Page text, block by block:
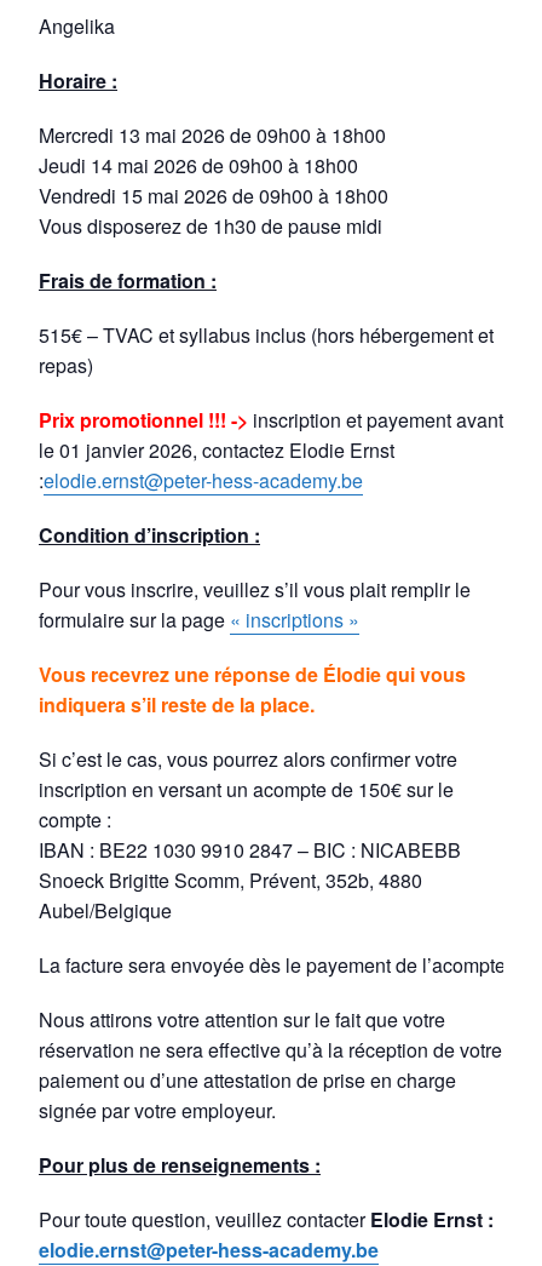
Angelika
Horaire :
Mercredi 13 mai 2026 de 09h00 à 18h00
Jeudi 14 mai 2026 de 09h00 à 18h00
Vendredi 15 mai 2026 de 09h00 à 18h00
Vous disposerez de 1h30 de pause midi
Frais de formation :
515€ – TVAC et syllabus inclus (hors hébergement et
repas)
Prix promotionnel !!! -> inscription et payement avant
le 01 janvier 2026, contactez Elodie Ernst
:elodie.ernst@peter-hess-academy.be
Condition d’inscription :
Pour vous inscrire, veuillez s’il vous plait remplir le
formulaire sur la page « inscriptions »
Vous recevrez une réponse de Élodie qui vous
indiquera s’il reste de la place.
Si c’est le cas, vous pourrez alors confirmer votre
inscription en versant un acompte de 150€ sur le
compte :
IBAN : BE22 1030 9910 2847 – BIC : NICABEBB
Snoeck Brigitte Scomm, Prévent, 352b, 4880
Aubel/Belgique
La facture sera envoyée dès le payement de l’acompte
Nous attirons votre attention sur le fait que votre
réservation ne sera effective qu’à la réception de votre
paiement ou d’une attestation de prise en charge
signée par votre employeur.
Pour plus de renseignements :
Pour toute question, veuillez contacterElodie Ernst :
elodie.ernst@peter-hess-academy.be